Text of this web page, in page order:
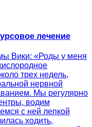
лечение
Вики: «Роды у меня
трех недель,
нервной
Мы регулярно
водим
с ней лепкой
ходить,